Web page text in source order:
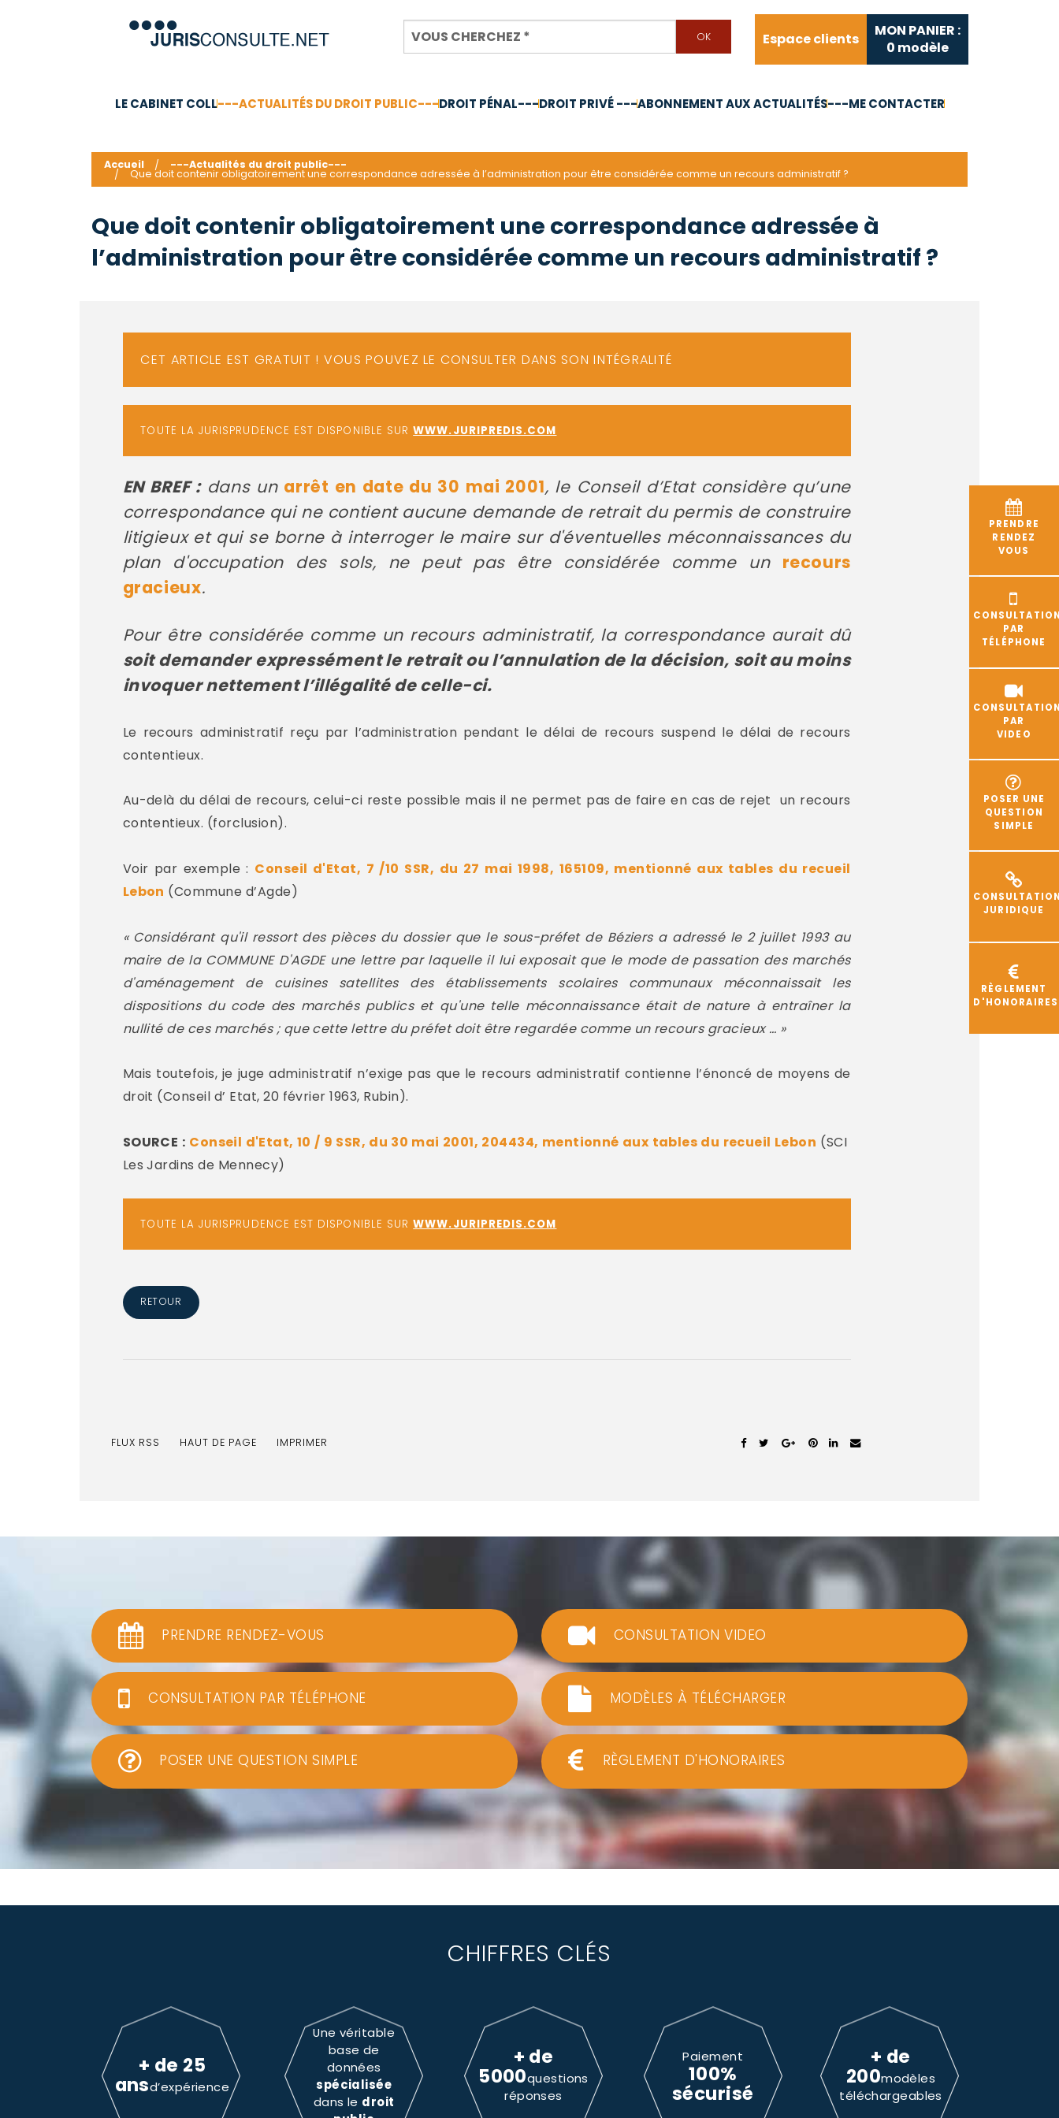
Espace clients
MON PANIER :
0 modèle
LE CABINET COLL---ACTUALITÉS DU DROIT PUBLIC---DROIT PÉNAL---DROIT PRIVÉ ---ABONNEMENT AUX ACTUALITÉS---ME CONTACTER
PRENDRE
RENDEZ
VOUS
PAR
TÉLÉPHONE
PAR
VIDEO
POSER UNE
QUESTION
SIMPLE
JURIDIQUE
RÈGLEMENT
D'HONORAIRES
Accueil ---Actualités du droit public---
Que doit contenir obligatoirement une correspondance adressée à l’administration pour être considérée comme un recours administratif ?
Que doit contenir obligatoirement une correspondance adressée à
l’administration pour être considérée comme un recours administratif ?
CET ARTICLE EST GRATUIT ! VOUS POUVEZ LE CONSULTER DANS SON INTÉGRALITÉ
TOUTE LA JURISPRUDENCE EST DISPONIBLE SURWWW.JURIPREDIS.COM
EN BREF :dans un arrêt en date du 30 mai 2001, le Conseil d’Etat considère qu’une
correspondance qui ne contient aucune demande de retrait du permis de construire
litigieux et qui se borne à interroger le maire sur d'éventuelles méconnaissances du
plan d'occupation des sols, ne peut pas être considérée comme un recours
gracieux.
Pour être considérée comme un recours administratif, la correspondance aurait dû
soit demander expressément le retrait ou l’annulation de la décision, soit au moins
invoquer nettement l’illégalité de celle-ci.
Le recours administratif reçu par l’administration pendant le délai de recours suspend le délai de recours
contentieux.
Au-delà du délai de recours, celui-ci reste possible mais il ne permet pas de faire en cas de rejet un recours
contentieux. (forclusion).
Voir par exemple : Conseil d'Etat, 7 /10 SSR, du 27 mai 1998, 165109, mentionné aux tables du recueil
Lebon (Commune d’Agde)
« Considérant qu'il ressort des pièces du dossier que le sous-préfet de Béziers a adressé le 2 juillet 1993 au
maire de la COMMUNE D'AGDE une lettre par laquelle il lui exposait que le mode de passation des marchés
d'aménagement de cuisines satellites des établissements scolaires communaux méconnaissait les
dispositions du code des marchés publics et qu'une telle méconnaissance était de nature à entraîner la
nullité de ces marchés ; que cette lettre du préfet doit être regardée comme un recours gracieux … »
Mais toutefois, je juge administratif n’exige pas que le recours administratif contienne l’énoncé de moyens de
droit (Conseil d’ Etat, 20 février 1963, Rubin).
SOURCE : Conseil d'Etat, 10 / 9 SSR, du 30 mai 2001, 204434, mentionné aux tables du recueil Lebon (SCI
Les Jardins de Mennecy)
TOUTE LA JURISPRUDENCE EST DISPONIBLE SURWWW.JURIPREDIS.COM
RETOUR
FLUX RSS HAUT DE PAGE IMPRIMER
PRENDRE RENDEZ-VOUS
CONSULTATION PAR TÉLÉPHONE
POSER UNE QUESTION SIMPLE
CONSULTATION VIDEO
MODÈLES À TÉLÉCHARGER
RÈGLEMENT D'HONORAIRES
CHIFFRES CLÉS
+ de 25
ansd’expérience
Une véritable
base de
données
spécialisée
dans le droit
+ de
5000questions
réponses
Paiement
100%
sécurisé
+ de
200modèles
téléchargeables